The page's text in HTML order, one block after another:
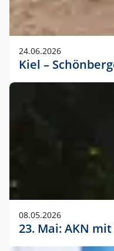
24.06.2026
Kiel –
08.05.2026
23. Mai: AKN